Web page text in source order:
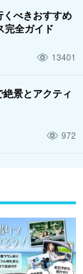
べきおすすめ
完全ガイド
13401
景とアクティ
972